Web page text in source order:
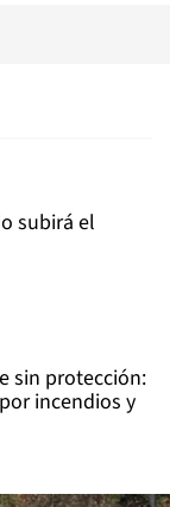
subirá el
sin protección:
incendios y